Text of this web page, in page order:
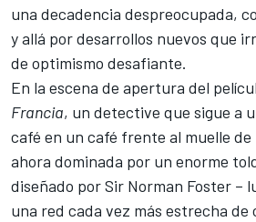
una decadencia despreocupada,
y allá por desarrollos nuevos que
de optimismo desafiante.
En la escena de apertura del
Francia, un detective que sigue a
café en un café frente al muelle de
ahora dominada por un enorme
diseñado por Sir Norman Foster –
una red cada vez más estrecha de